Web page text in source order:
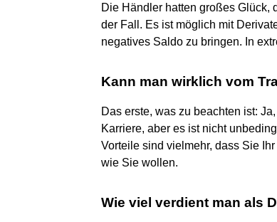
Die Händler hatten großes Glück,
der Fall. Es ist möglich mit
negatives Saldo zu bringen. In
Kann man wirklich vom
Das erste, was zu beachten ist:
Karriere, aber es ist nicht
Vorteile sind vielmehr, dass Sie
wie Sie wollen.
Wie viel verdient man als